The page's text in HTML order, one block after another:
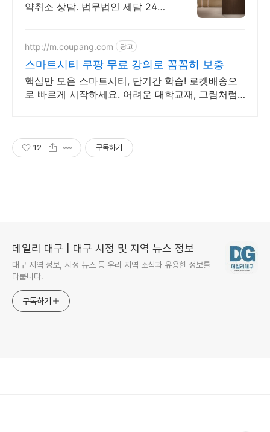
약취소 상담. 법무법인 세담 24시
http://m.coupang.com 광고
스마트시티 쿠팡 무료 강의로 꼼꼼히 보충
핵심만 모은 스마트시티, 단기간 학습! 로켓배송으
로 빠르게 시작하세요. 어려운 대학교재, 그림처럼
12 구독하기
데일리 대구 | 대구 시정 및 지역 뉴스 정보
대구 지역 정보, 시정 뉴스 등 우리 지역 소식과 유용한 정보를
다룹니다.
구독하기